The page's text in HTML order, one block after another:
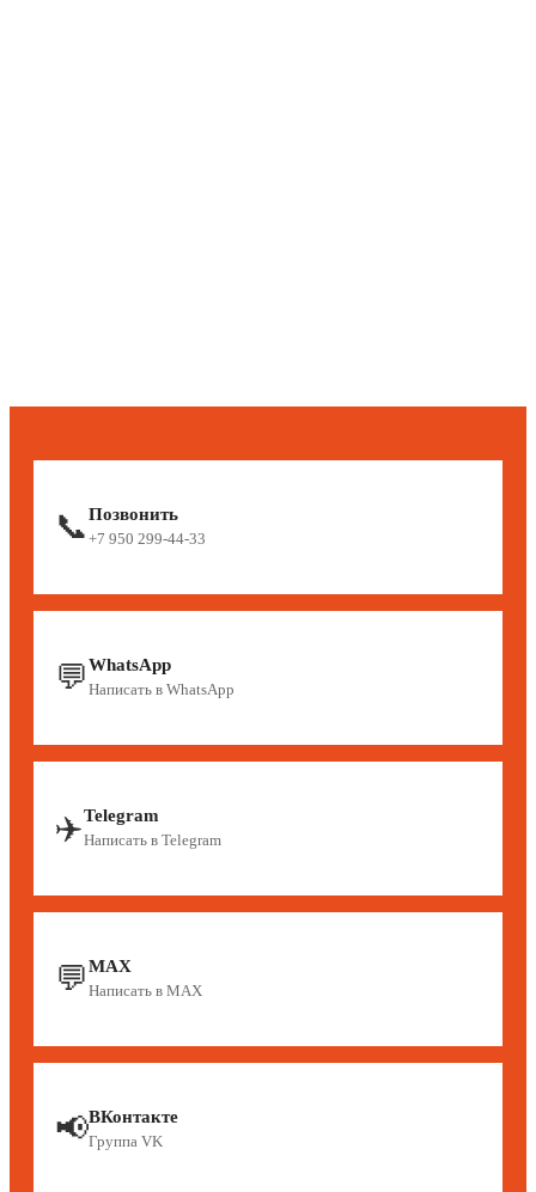
📞Позвонить
+7 950 299-44-33
💬WhatsApp
Написать в WhatsApp
✈️Telegram
Написать в Telegram
💬MAX
Написать в MAX
📢ВКонтакте
Группа VK